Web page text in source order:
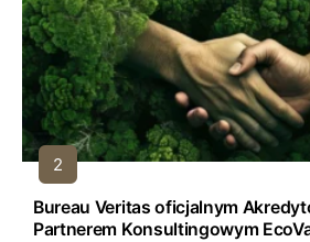
Bureau Veritas oficjalnym
Partnerem Konsultingowym